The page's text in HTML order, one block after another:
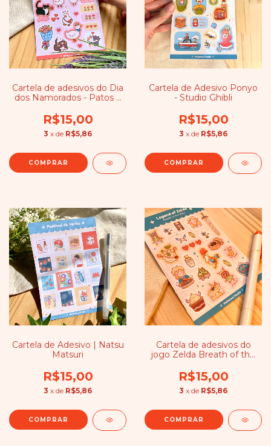
Cartela de adesivos do Dia
dos Namorados - Patos e
R$15,00
3 x de R$5,86
Cartela de Adesivo Ponyo
- Studio Ghibli
R$15,00
3 x de R$5,86
Cartela de Adesivo | Natsu
Matsuri
R$15,00
3 x de R$5,86
Cartela de adesivos do
jogo Zelda Breath of the
R$15,00
3 x de R$5,86